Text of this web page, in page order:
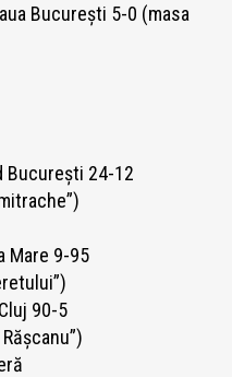
București 5-0 (masa
București 24-12
Mare 9-95
90-5